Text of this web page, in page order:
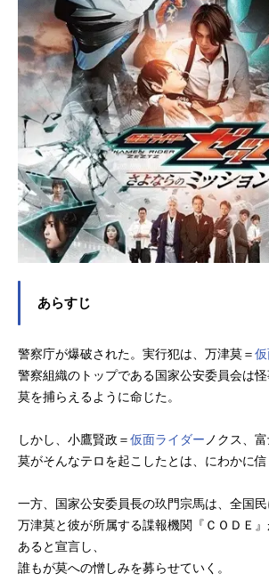
あらすじ
警察庁が爆破された。実行犯は、万津莫＝
警察組織のトップである国家公安委員会は
莫を捕らえるように命じた。
しかし、小鷹賢政＝仮面ライダー ノクス、
莫がそんなテロを起こしたとは、にわかに信
一方、国家公安委員長の玖門宗馬は、全国民
万津莫と彼が所属する諜報機関『ＣＯＤＥ
あると宣言し、
誰もが莫への憎しみを募らせていく。